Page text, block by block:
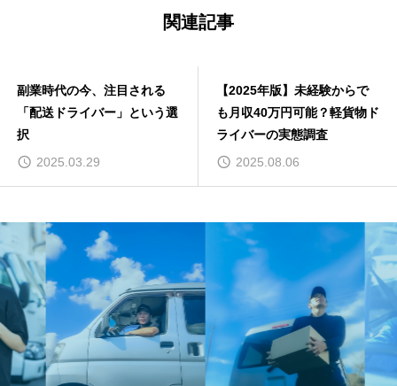
関連記事
副業時代の今、注目される
「配送ドライバー」という選
択
2025.03.29
【2025年版】未経験からで
も月収40万円可能？軽貨物ド
ライバーの実態調査
2025.08.06